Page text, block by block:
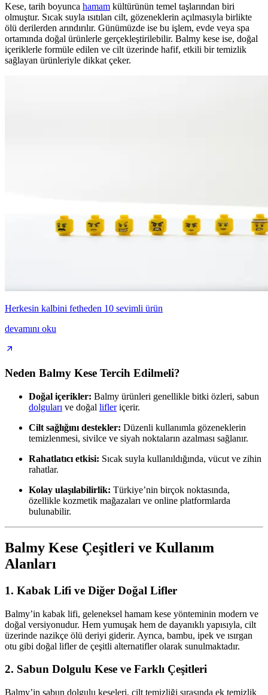
Kese, tarih boyunca hamam kültürünün temel taşlarından biri
olmuştur. Sıcak suyla ısıtılan cilt, gözeneklerin açılmasıyla birlikte
ölü derilerden arındırılır. Günümüzde ise bu işlem, evde veya spa
ortamında doğal ürünlerle gerçekleştirilebilir. Balmy kese ise, doğal
içeriklerle formüle edilen ve cilt üzerinde hafif, etkili bir temizlik
sağlayan ürünleriyle dikkat çeker.
Herkesin kalbini fetheden 10 sevimli ürün
devamını oku
Neden Balmy Kese Tercih Edilmeli?
Doğal içerikler: Balmy ürünleri genellikle bitki özleri, sabun
dolguları ve doğal lifleriçerir.
Cilt sağlığını destekler: Düzenli kullanımla gözeneklerin
temizlenmesi, sivilce ve siyah noktaların azalması sağlanır.
Rahatlatıcı etkisi: Sıcak suyla kullanıldığında, vücut ve zihin
rahatlar.
Kolay ulaşılabilirlik: Türkiye’nin birçok noktasında,
özellikle kozmetik mağazaları ve online platformlarda
bulunabilir.
Balmy Kese Çeşitleri ve Kullanım
Alanları
1. Kabak Lifi ve Diğer Doğal Lifler
Balmy’in kabak lifi, geleneksel hamam kese yönteminin modern ve
doğal versiyonudur. Hem yumuşak hem de dayanıklı yapısıyla, cilt
üzerinde nazikçe ölü deriyi giderir. Ayrıca, bambu, ipek ve ısırgan
otu gibi doğal lifler de çeşitli alternatifler olarak sunulmaktadır.
2. Sabun Dolgulu Kese ve Farklı Çeşitleri
Balmy’in sabun dolgulu keseleri, cilt temizliği sırasında ek temizlik